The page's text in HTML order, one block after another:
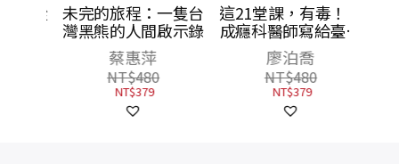
未完的旅程：一隻台
灣黑熊的人間啟示錄
蔡惠萍
NT$480
NT$379
這21堂課，有毒！：
成癮科醫師寫給臺灣
人的當代成癮課
廖泊喬
NT$480
NT$379